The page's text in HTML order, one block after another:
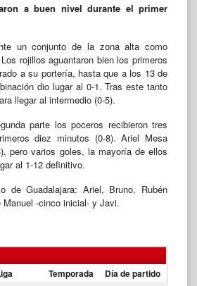
a buen nivel durante el primer
un conjunto de la zona alta como
rojillos aguantaron bien los primeros
a su portería, hasta que a los 13 de
dio lugar al 0-1. Tras este tanto
llegar al intermedio (0-5).
parte los poceros recibieron tres
diez minutos (0-8). Ariel Mesa
pero varios goles, la mayoría de ellos
al 1-12 definitivo.
de Guadalajara: Ariel, Bruno, Rubén
-cinco inicial- y Javi.
Temporada Día de partido